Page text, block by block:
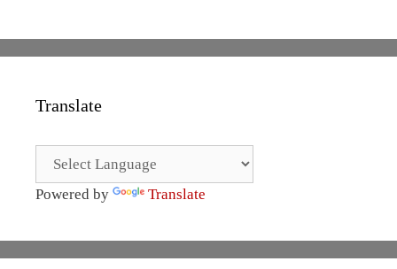
Translate
Powered by Translate